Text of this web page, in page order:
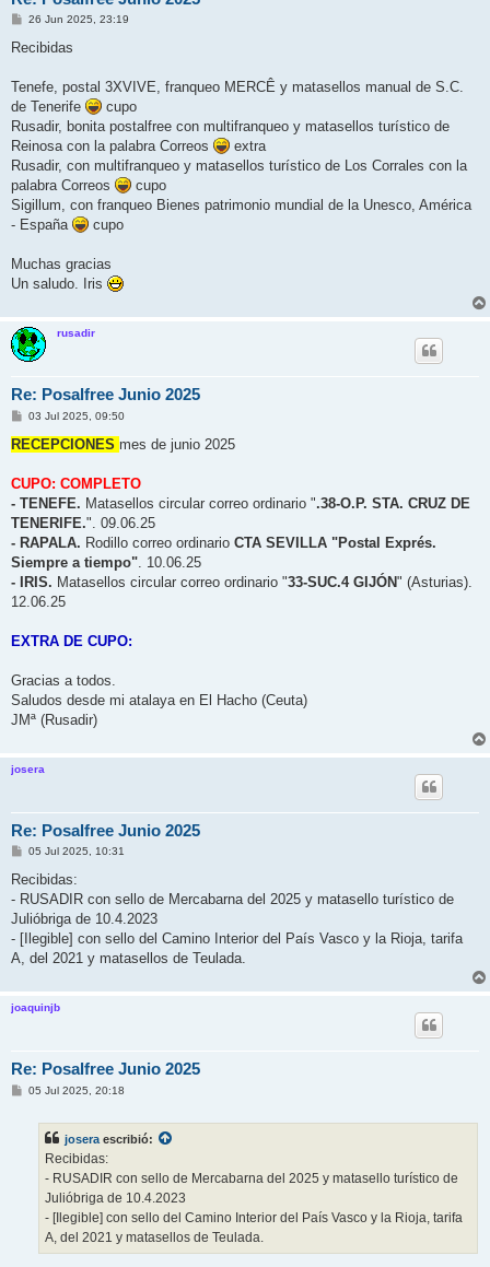
M
n
j
26 Jun 2025, 23:19
Recibidas
Tenefe, postal 3XVIVE, franqueo MERCÊ y matasellos manual de S.C.
de Tenerife
cupo
Rusadir, bonita postalfree con multifranqueo y matasellos turístico de
Reinosa con la palabra Correos
extra
Rusadir, con multifranqueo y matasellos turístico de Los Corrales con la
palabra Correos
cupo
Sigillum, con franqueo Bienes patrimonio mundial de la Unesco, América
- España
cupo
Muchas gracias
Un saludo. Iris
rusadir
Re: Posalfree Junio 2025
M
n
s
j
03 Jul 2025, 09:50
RECEPCIONES mes de junio 2025
CUPO: COMPLETO
- TENEFE. Matasellos circular correo ordinario ".38-O.P. STA. CRUZ DE
TENERIFE.". 09.06.25
- RAPALA. Rodillo correo ordinario CTA SEVILLA "Postal Exprés.
Siempre a tiempo" . 10.06.25
- IRIS. Matasellos circular correo ordinario "33-SUC.4 GIJÓN" (Asturias).
12.06.25
EXTRA DE CUPO:
Gracias a todos.
Saludos desde mi atalaya en El Hacho (Ceuta)
JMª (Rusadir)
josera
Re: Posalfree Junio 2025
M
n
a
j
05 Jul 2025, 10:31
Recibidas:
- RUSADIR con sello de Mercabarna del 2025 y matasello turístico de
Julióbriga de 10.4.2023
- [Ilegible] con sello del Camino Interior del País Vasco y la Rioja, tarifa
A, del 2021 y matasellos de Teulada.
joaquinjb
Re: Posalfree Junio 2025
M05 Jul 2025, 20:18
josera escribió:
Recibidas:
- RUSADIR con sello de Mercabarna del 2025 y matasello turístico de
Julióbriga de 10.4.2023
- [Ilegible] con sello del Camino Interior del País Vasco y la Rioja, tarifa
A, del 2021 y matasellos de Teulada.